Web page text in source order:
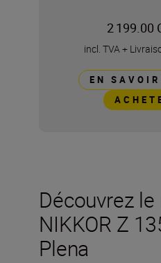
2 199.00
incl. TVA +
EN
Découvrez
NIKKOR Z
Plena